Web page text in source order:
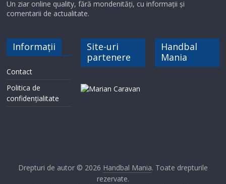
Un ziar online quality, fără mondenități, cu informații și
comentarii de actualitate.
Informații
Contact
Politica de
confidențialitate
Site-uri
partenere
Handbal
Mania
Drepturi de autor © 2026 Handbal Mania. Toate drepturile
rezervate.